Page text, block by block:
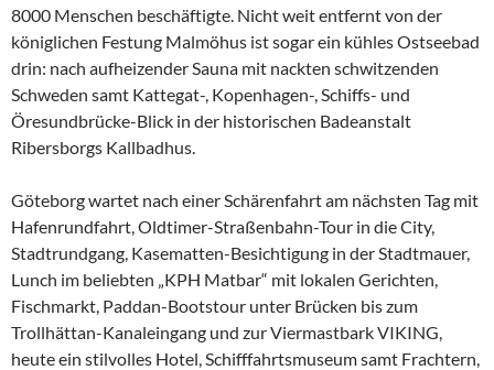
8000 Menschen beschäftigte. Nicht weit entfernt von der
königlichen Festung Malmöhus ist sogar ein kühles Ostseebad
drin: nach aufheizender Sauna mit nackten schwitzenden
Schweden samt Kattegat-, Kopenhagen-, Schiffs- und
Öresundbrücke-Blick in der historischen Badeanstalt
Ribersborgs Kallbadhus.
Göteborg wartet nach einer Schärenfahrt am nächsten Tag mit
Hafenrundfahrt, Oldtimer-Straßenbahn-Tour in die City,
Stadtrundgang, Kasematten-Besichtigung in der Stadtmauer,
Lunch im beliebten „KPH Matbar“ mit lokalen Gerichten,
Fischmarkt, Paddan-Bootstour unter Brücken bis zum
Trollhättan-Kanaleingang und zur Viermastbark VIKING,
heute ein stilvolles Hotel, Schifffahrtsmuseum samt Frachtern,